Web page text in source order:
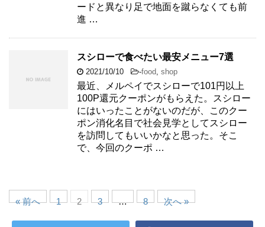
ードと異なり足で地面を蹴らなくても前
進 …
スシローで食べたい最安メニュー7選
2021/10/10 -food shop
最近、メルペイでスシローで101円以上
100P還元クーポンがもらえた。スシロー
にはいったことがないのだが、このクー
ポン消化名目で社会見学としてスシロー
を訪問してもいいかなと思った。そこ
で、今回のクーポ …
« 前へ 1 2 3 … 8 次へ »